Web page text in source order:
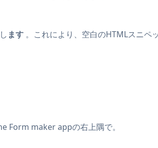
ます 。これにより、空白のHTMLスニペ
Form maker appの右上隅で。